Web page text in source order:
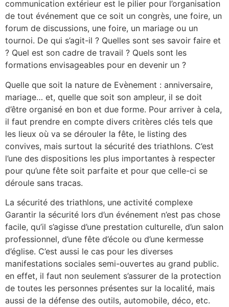
communication extérieur est le pilier pour l’organisation
de tout événement que ce soit un congrès, une foire, un
forum de discussions, une foire, un mariage ou un
tournoi. De qui s’agit-il ? Quelles sont ses savoir faire et
? Quel est son cadre de travail ? Quels sont les
formations envisageables pour en devenir un ?
Quelle que soit la nature de Evènement : anniversaire,
mariage… et, quelle que soit son ampleur, il se doit
d’être organisé en bon et due forme. Pour arriver à cela,
il faut prendre en compte divers critères clés tels que
les lieux où va se dérouler la fête, le listing des
convives, mais surtout la sécurité des triathlons. C’est
l’une des dispositions les plus importantes à respecter
pour qu’une fête soit parfaite et pour que celle-ci se
déroule sans tracas.
La sécurité des triathlons, une activité complexe
Garantir la sécurité lors d’un événement n’est pas chose
facile, qu’il s’agisse d’une prestation culturelle, d’un salon
professionnel, d’une fête d’école ou d’une kermesse
d’église. C’est aussi le cas pour les diverses
manifestations sociales semi-ouvertes au grand public.
en effet, il faut non seulement s’assurer de la protection
de toutes les personnes présentes sur la localité, mais
aussi de la défense des outils, automobile, déco, etc.